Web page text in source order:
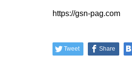
https://gsn-pag.com
Tweet Share